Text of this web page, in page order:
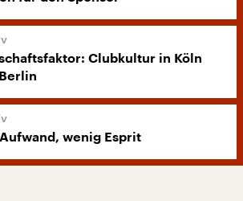
Clubkultur in Köln
wenig Esprit